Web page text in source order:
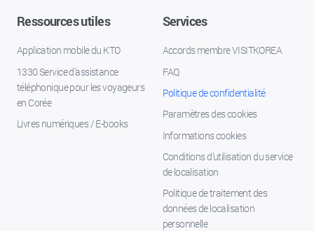
Ressources utiles
Application mobile du KTO
1330 Service d'assistance
téléphonique pour les voyageurs
en Corée
Livres numériques / E-books
Services
Accords membre VISITKOREA
FAQ
Politique de confidentialité
Paramètres des cookies
Informations cookies
Conditions d’utilisation du service
de localisation
Politique de traitement des
données de localisation
personnelle